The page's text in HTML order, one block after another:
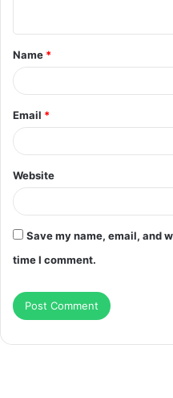
t
*
Name *
Email *
Website
Save my name, email, and
time I comment.